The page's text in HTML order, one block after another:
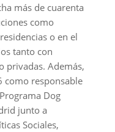
más de cuarenta
como
o en el
tanto con
privadas. Además,
como responsable
Dog
junto a
Sociales,